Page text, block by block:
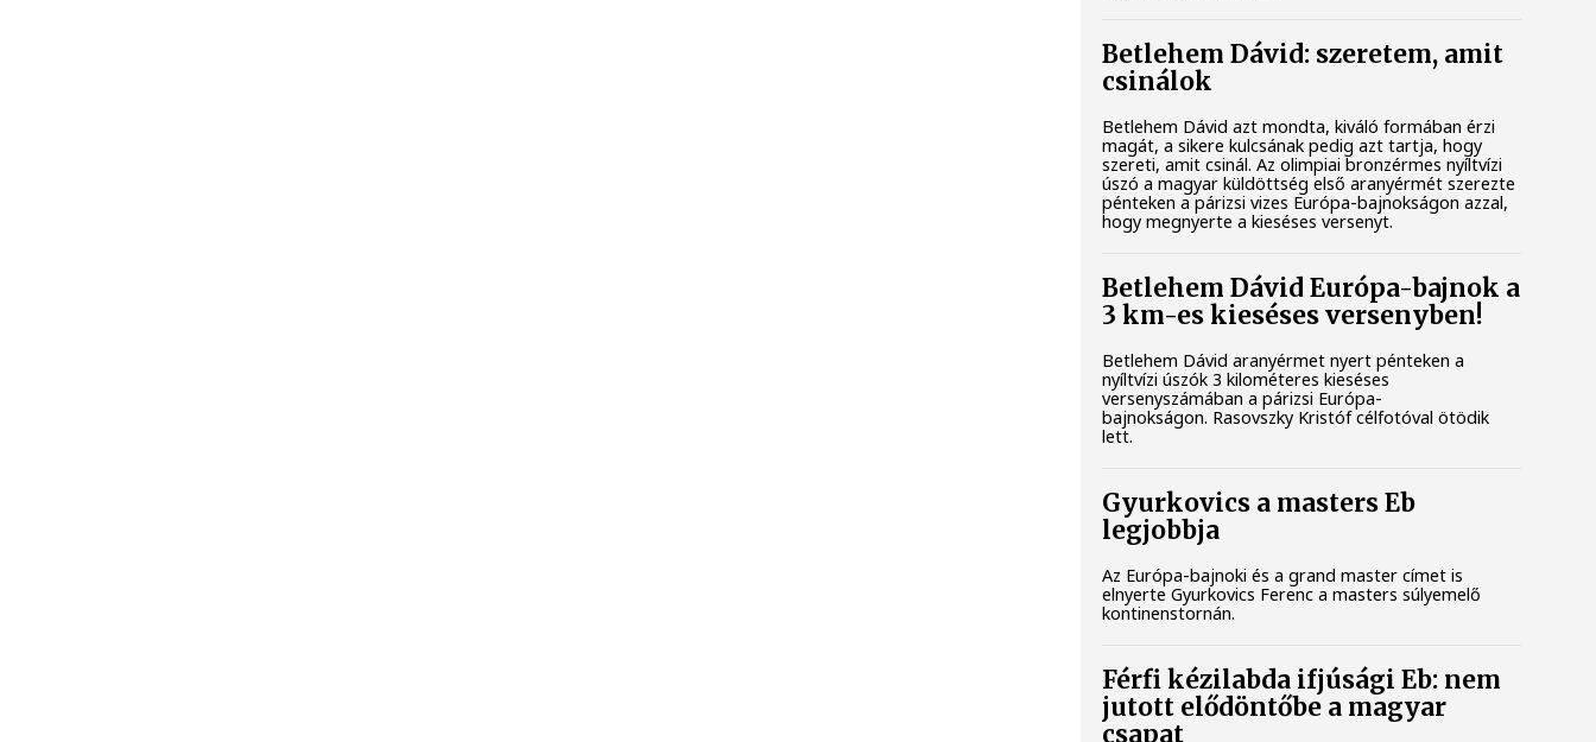
Betlehem Dávid: szeretem, amit
csinálok
Betlehem Dávid azt mondta, kiváló formában érzi
magát, a sikere kulcsának pedig azt tartja, hogy
szereti, amit csinál. Az olimpiai bronzérmes nyíltvízi
úszó a magyar küldöttség első aranyérmét szerezte
pénteken a párizsi vizes Európa-bajnokságon azzal,
hogy megnyerte a kieséses versenyt.
Betlehem Dávid Európa-bajnok a
3 km-es kieséses versenyben!
Betlehem Dávid aranyérmet nyert pénteken a
nyíltvízi úszók 3 kilométeres kieséses
versenyszámában a párizsi Európa-
bajnokságon. Rasovszky Kristóf célfotóval ötödik
lett.
Gyurkovics a masters Eb
legjobbja
Az Európa-bajnoki és a grand master címet is
elnyerte Gyurkovics Ferenc a masters súlyemelő
kontinenstornán.
Férfi kézilabda ifjúsági Eb: nem
jutott elődöntőbe a magyar
csapat